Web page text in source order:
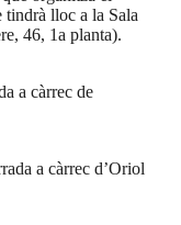
lloc a la Sala
46, 1a planta).
a càrrec de
a càrrec d’Oriol